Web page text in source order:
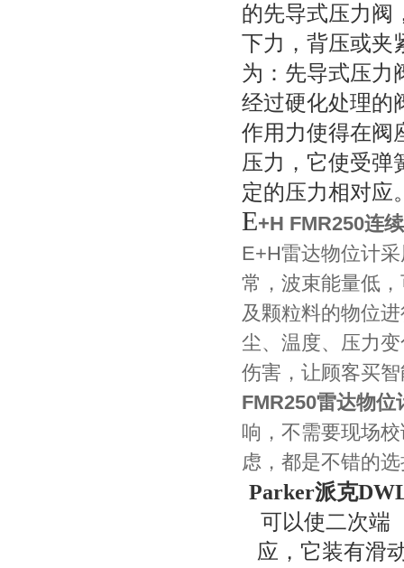
的先导式压力阀
下力，背压或夹
为：先导式压力
经过硬化处理的
作用力使得在阀
压力，它使受弹
定的压力相对应
E+H FMR250连
E+H雷达物位计
常，波束能量低
及颗粒料的物位
尘、温度、压力
伤害，让顾客买
FMR250雷达物位
响，不需要现场
虑，都是不错的
Parker派克
可以使二次端
应，它装有滑